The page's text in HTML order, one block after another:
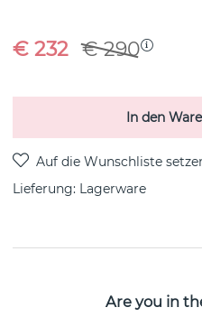
€ 290
€ 232
In den
Lieferung: Lagerware
Twisted Orbit - Pearl
Are you in